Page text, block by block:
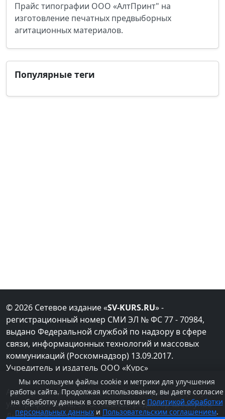
Прайс типографии ООО «АлтПринт" на
изготовление печатных предвыборных
агитационных материалов.
Популярные теги
© 2026 Сетевое издание «SV-KURS.RU» -
регистрационный номер СМИ ЭЛ № ФС 77 - 70984,
выдано Федеральной службой по надзору в сфере
связи, информационных технологий и массовых
коммуникаций (Роскомнадзор) 13.09.2017.
Учредитель и издатель ООО «Курс»
Адрес редакции: 656049, Алтайский край, г. Барнаул,
ул. Профинтерна, 5-16. Главный редактор Шевкунов
Дмитрий Александрович
Мы используем файлы cookie и метрики для улучшения
работы сайта. Продолжая использование, вы даете согласие
на обработку данных в соответствии с Политикой обработки
персональных данных и Пользовательским соглашением.